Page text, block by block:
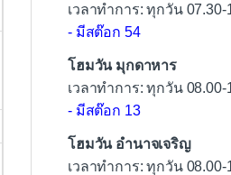
เวลาทำการ: ทุกวัน 07.30-
- มีสต๊อก 54
โฮมวัน มุกดาหาร
เวลาทำการ: ทุกวัน 08.00-
- มีสต๊อก 13
โฮมวัน อำนาจเจริญ
เวลาทำการ: ทุกวัน 08.00-